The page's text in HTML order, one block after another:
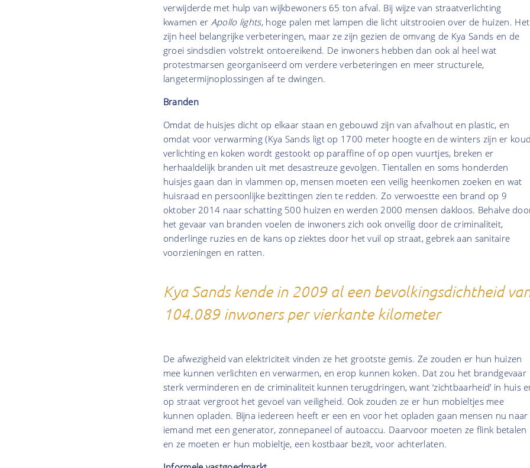
verwijderde met hulp van wijkbewoners 65 ton afval. Bij wijze van straatverlichting
kwamen er Apollo lights, hoge palen met lampen die licht uitstrooien over de huizen. Het
zijn heel belangrijke verbeteringen, maar ze zijn gezien de omvang de Kya Sands en de
groei sindsdien volstrekt ontoereikend. De inwoners hebben dan ook al heel wat
protestmarsen georganiseerd om verdere verbeteringen en meer structurele,
langetermijnoplossingen af te dwingen.
Branden
Omdat de huisjes dicht op elkaar staan en gebouwd zijn van afvalhout en plastic, en
omdat voor verwarming (Kya Sands ligt op 1700 meter hoogte en de winters zijn er
verlichting en koken wordt gestookt op paraffine of op open vuurtjes, breken er
herhaaldelijk branden uit met desastreuze gevolgen. Tientallen en soms honderden
huisjes gaan dan in vlammen op, mensen moeten een veilig heenkomen zoeken en wat
huisraad en persoonlijke bezittingen zien te redden. Zo verwoestte een brand op 9
oktober 2014 naar schatting 500 huizen en werden 2000 mensen dakloos. Behalve
het gevaar van branden voelen de inwoners zich ook onveilig door de criminaliteit,
onderlinge ruzies en de kans op ziektes door het vuil op straat, gebrek aan sanitaire
voorzieningen en ratten.
Kya Sands kende in 2009 al een bevolkingsdichtheid
104.089 inwoners per vierkante kilometer
De afwezigheid van elektriciteit vinden ze het grootste gemis. Ze zouden er hun huizen
mee kunnen verlichten en verwarmen, en erop kunnen koken. Dat zou het brandgevaar
sterk verminderen en de criminaliteit kunnen terugdringen, want ‘zichtbaarheid’ in huis
op straat vergroot het gevoel van veiligheid. Ook zouden ze er hun mobieltjes mee
kunnen opladen. Bijna iedereen heeft er een en voor het opladen gaan mensen nu naar
iemand met een generator, zonnepaneel of autoaccu. Daarvoor moeten ze flink betalen
en ze moeten er hun mobieltje, een kostbaar bezit, voor achterlaten.